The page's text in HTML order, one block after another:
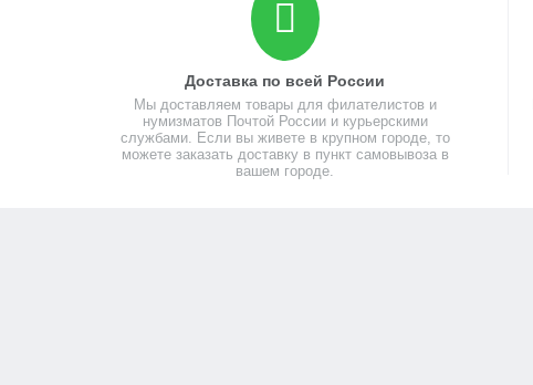
Доставка по всей России
Мы доставляем товары для филателистов и
нумизматов Почтой России и курьерскими
службами. Если вы живете в крупном городе, то
можете заказать доставку в пункт самовывоза в
вашем городе.